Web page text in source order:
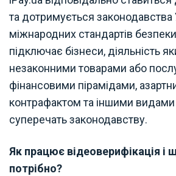
та дотримується законодавства
міжнародних стандартів
підключає бізнеси, діяльність
незаконними товарами або
фінансовими пірамідами,
контрафактом та іншими видами
суперечать законодавству.
Як працює відеоверифікація і
потрібно?